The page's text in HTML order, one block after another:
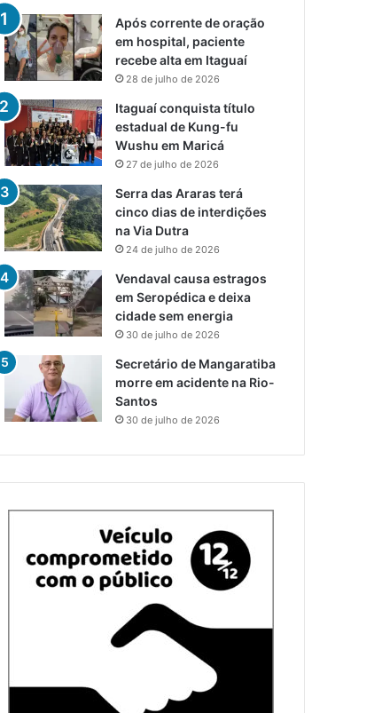
Após corrente de oração
em hospital, paciente
recebe alta em Itaguaí
28 de julho de 2026
Itaguaí conquista título
estadual de Kung-fu
Wushu em Maricá
27 de julho de 2026
Serra das Araras terá
cinco dias de interdições
na Via Dutra
24 de julho de 2026
Vendaval causa estragos
em Seropédica e deixa
cidade sem energia
30 de julho de 2026
Secretário de Mangaratiba
morre em acidente na Rio-
Santos
30 de julho de 2026